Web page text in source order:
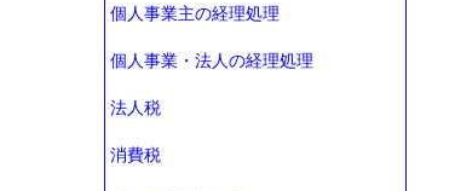
個人事業主の経理処理
個人事業・法人の経理処理
法人税
消費税